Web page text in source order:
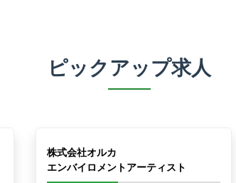
ピックアップ求人
株式会社オルカ
エンバイロメントアーティスト